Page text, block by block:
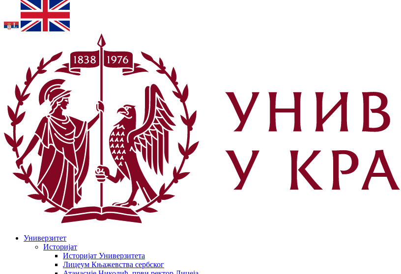
Универзитет
Историјат
Историјат Универзитета
Лицеум Књажевства сербског